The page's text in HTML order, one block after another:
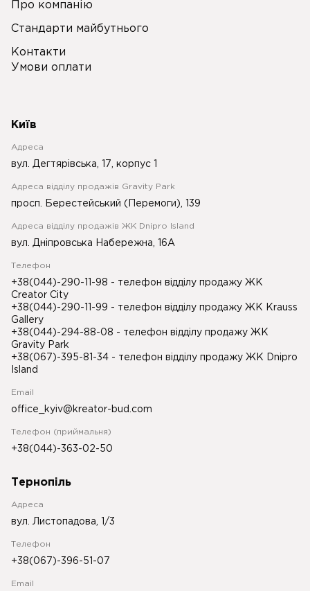
Про компанію
Стандарти майбутнього
Контакти
Умови оплати
Київ
Адреса
вул. Дегтярівська, 17, корпус 1
Адреса відділу продажів Gravity Park
просп. Берестейський (Перемоги), 139
Адреса відділу продажів ЖК Dnipro Island
вул. Дніпровська Набережна, 16А
Телефон
+38(044)-290-11-98 - телефон відділу продажу ЖК
Creator City
+38(044)-290-11-99 - телефон відділу продажу ЖК Krauss
Gallery
+38(044)-294-88-08 - телефон відділу продажу ЖК
Gravity Park
+38(067)-395-81-34 - телефон відділу продажу ЖК Dnipro
Island
Email
office_kyiv@kreator-bud.com
Телефон (приймальня)
+38(044)-363-02-50
Тернопіль
Адреса
вул. Листопадова, 1/3
Телефон
+38(067)-396-51-07
Email